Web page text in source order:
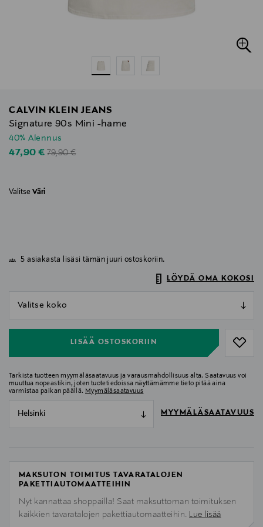
CALVIN KLEIN JEANS
Signature 90s Mini -hame
40% Alennus
Discounted Price
47,90 €Original Price
79,90 €
Valitse Väri
5 asiakasta lisäsi tämän juuri ostoskoriin.
LÖYDÄ OMA KOKOSI
LISÄÄ OSTOSKORIIN
Tarkista tuotteen myymäläsaatavuus ja varausmahdollisuus alta. Saatavuus voi
muuttua nopeastikin, joten tuotetiedoissa näyttämämme tieto pitää aina
varmistaa paikan päällä. Myymäläsaatavuus
Helsinki MYYMÄLÄSAATAVUUS
MAKSUTON TOIMITUS TAVARATALOJEN
PAKETTIAUTOMAATTEIHIN
Nyt kannattaa shoppailla! Saat maksuttoman toimituksen
kaikkien tavaratalojen pakettiautomaatteihin. Lue lisää